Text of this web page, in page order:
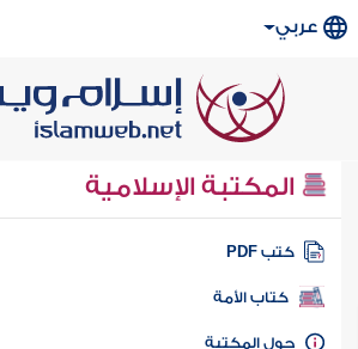
عربي
المكتبة الإسلامية
كتب PDF
كتاب الأمة